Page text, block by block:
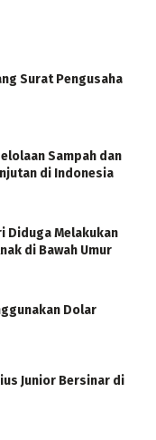
Surat Pengusaha
Sampah dan
di Indonesia
Diduga Melakukan
di Bawah Umur
Dolar
Junior Bersinar di